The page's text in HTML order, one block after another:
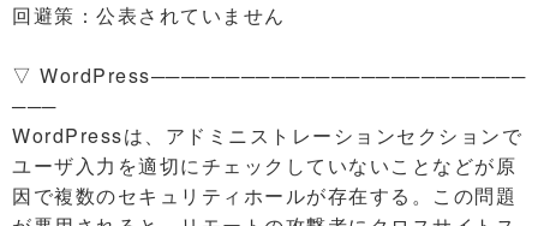
回避策：公表されていません
▽ WordPress─────────────────────────
───
WordPressは、アドミニストレーションセクションで
ユーザ入力を適切にチェックしていないことなどが原
因で複数のセキュリティホールが存在する。この問題